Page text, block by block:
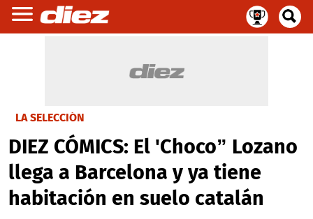
LA SELECCIÓN
DIEZ CÓMICS: El 'Choco” Lozano
llega a Barcelona y ya tiene
habitación en suelo catalán